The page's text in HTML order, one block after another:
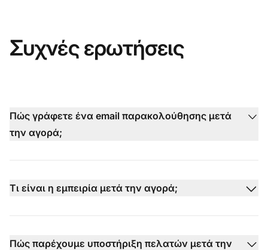
Συχνές ερωτήσεις
Πώς γράφετε ένα email παρακολούθησης μετά
την αγορά;
Τι είναι η εμπειρία μετά την αγορά;
Πώς παρέχουμε υποστήριξη πελατών μετά την